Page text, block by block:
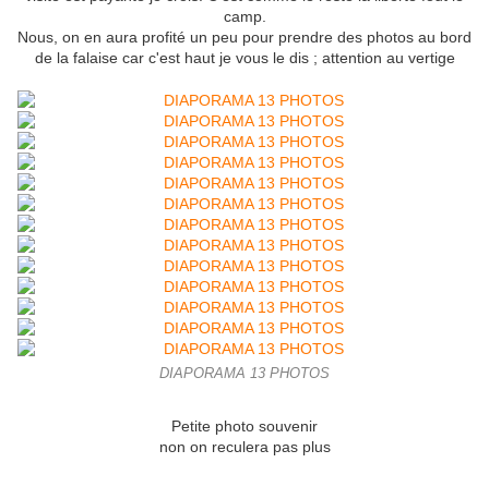
camp.
Nous, on en aura profité un peu pour prendre des photos au bord
de la falaise car c'est haut je vous le dis ; attention au vertige
DIAPORAMA 13 PHOTOS
Petite photo souvenir
non on reculera pas plus